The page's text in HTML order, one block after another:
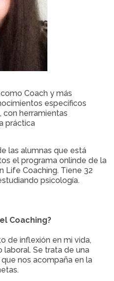
Coach y más
específicos
con herramientas
práctica
las alumnas que está
el programa onlinde de la
Life Coaching. Tiene 32
psicología.
Coaching?
de inflexión en mi vida,
Se trata de una
nos acompaña en la